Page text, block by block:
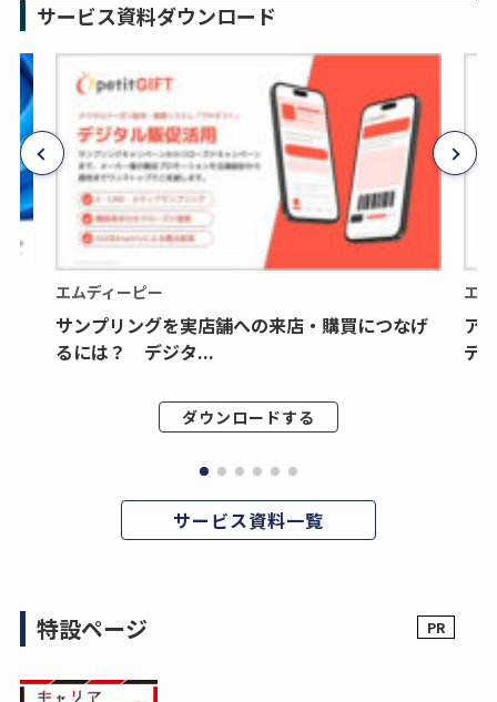
サービス資料ダウンロード
エムディーピー
サンプリングを実店舗への来店・購買につなげ
るには？ デジタ...
ダウンロードする
エ
ア
デ
サービス資料一覧
特設ページ